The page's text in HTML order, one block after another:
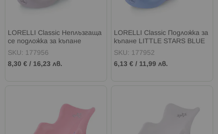
LORELLI Classic Неплъзгаща
се подложка за къпане
LITTLE STARS GREY
SKU: 177956
8,30 € / 16,23 лв.
LORELLI Classic Подложка за
къпане LITTLE STARS BLUE
SKU: 177952
6,13 € / 11,99 лв.